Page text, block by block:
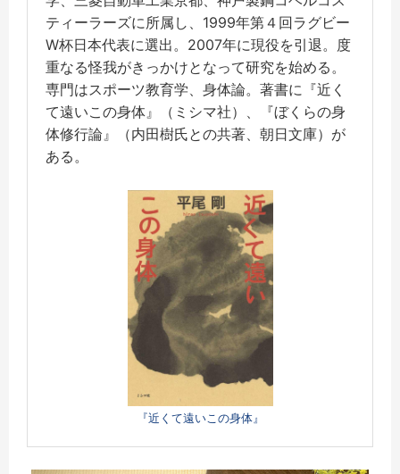
ティーラーズに所属し、1999年第４回ラグビー
W杯日本代表に選出。2007年に現役を引退。度
重なる怪我がきっかけとなって研究を始める。
専門はスポーツ教育学、身体論。著書に『近く
て遠いこの身体』（ミシマ社）、『ぼくらの身
体修行論』（内田樹氏との共著、朝日文庫）が
ある。
『近くて遠いこの身体』